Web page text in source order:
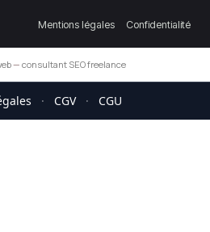
Mentions légales Confidentialité
— consultant SEO freelance
· CGV · CGU